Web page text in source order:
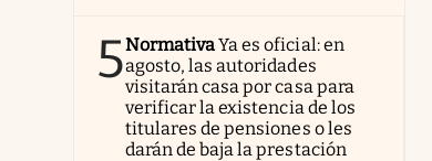
5NormativaYa es oficial: en
agosto, las autoridades
visitarán casa por casa para
verificar la existencia de los
titulares de pensiones o les
darán de baja la prestación